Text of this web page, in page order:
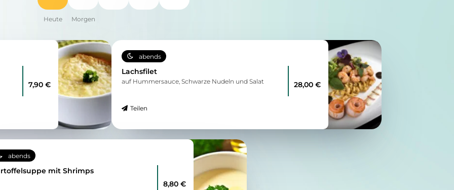
7,90 €
abends
Lachsfilet
auf Hummersauce, Schwarze Nudeln und Salat
Teilen
28,00 €
abends
mit Shrimps
8,80 €